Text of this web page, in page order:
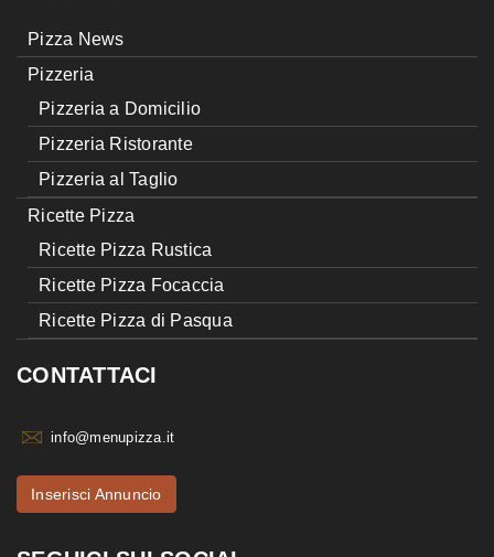
Pizza News
Pizzeria
Pizzeria a Domicilio
Pizzeria Ristorante
Pizzeria al Taglio
Ricette Pizza
Ricette Pizza Rustica
Ricette Pizza Focaccia
Ricette Pizza di Pasqua
CONTATTACI
info@menupizza.it
Inserisci Annuncio